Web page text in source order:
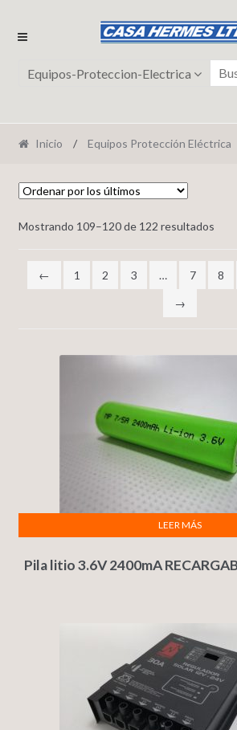
Ir
Ir
contenido
Equipos-Proteccion-Electrica
Inicio / Equipos Protección Eléctrica
Mostrando 109–120 de 122 resultados
← 1 2 3 … 7 8
→
Pila litio 3.6V 2400mA
LEER MÁS